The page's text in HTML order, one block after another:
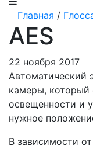
Главная /
AES
22 ноября 2017
Автоматический
камеры, который
освещенности и
нужное
В зависимости